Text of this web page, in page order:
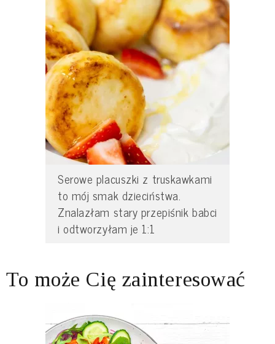
Serowe placuszki z truskawkami
to mój smak dzieciństwa.
Znalazłam stary przepiśnik babci
i odtworzyłam je 1:1
To może Cię zainteresować